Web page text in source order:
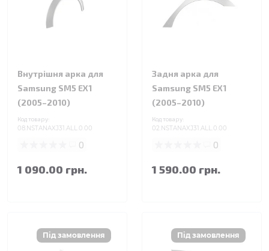
Внутрішня арка для
Samsung SM5 EX1
(2005–2010)
Код товару:
08.NSTANAXJ31.ALL.0.00
0
1 090.00 грн.
Задня арка для
Samsung SM5 EX1
(2005–2010)
Код товару:
02.NSTANAXJ31.ALL.0.00
0
1 590.00 грн.